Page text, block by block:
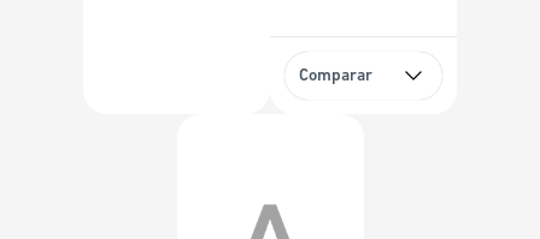
Comparar